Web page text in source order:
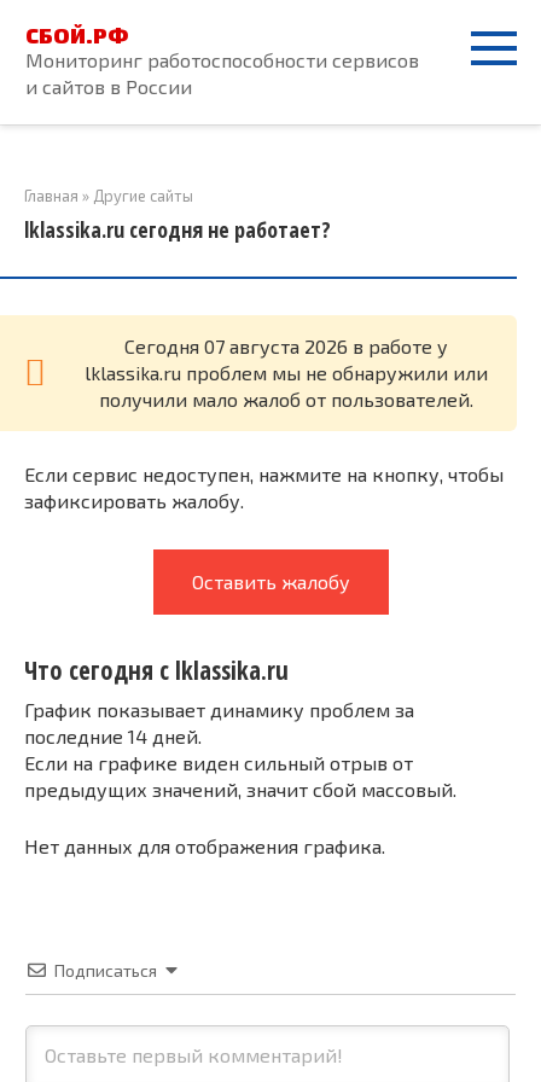
контенту
СБОЙ.РФ
Мониторинг работоспособности сервисов
и сайтов в России
Главная » Другие сайты
lklassika.ru сегодня не работает?
Cегодня 07 августа 2026 в работе у
lklassika.ru проблем мы не обнаружили или
получили мало жалоб от пользователей.
Если сервис недоступен, нажмите на кнопку, чтобы
зафиксировать жалобу.
Оставить жалобу
Что сегодня с lklassika.ru
График показывает динамику проблем за
последние 14 дней.
Если на графике виден сильный отрыв от
предыдущих значений, значит сбой массовый.
Нет данных для отображения графика.
Подписаться